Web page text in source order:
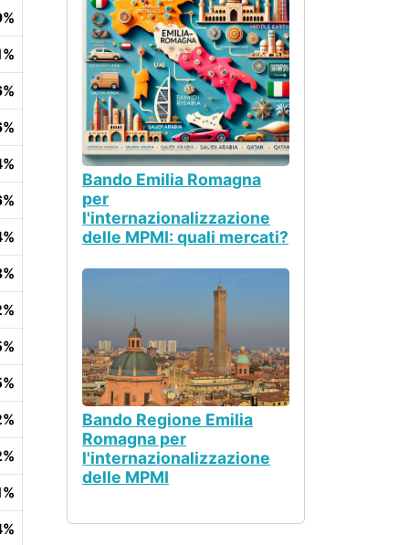
Bando Emilia Romagna
per
l'internazionalizzazione
delle MPMI: quali mercati?
Bando Regione Emilia
Romagna per
l'internazionalizzazione
delle MPMI